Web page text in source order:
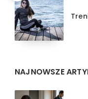
NAJNOWSZE